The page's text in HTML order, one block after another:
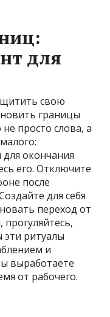
для
свою
границы
просто слова, а
окончания
его. Отключите
после
для себя
переход от
эти ритуалы
и
выработаете
от рабочего.